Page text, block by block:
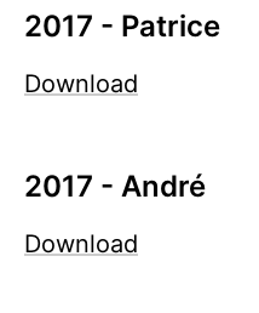
2017 - Patrice
Download
2017 - André
Download